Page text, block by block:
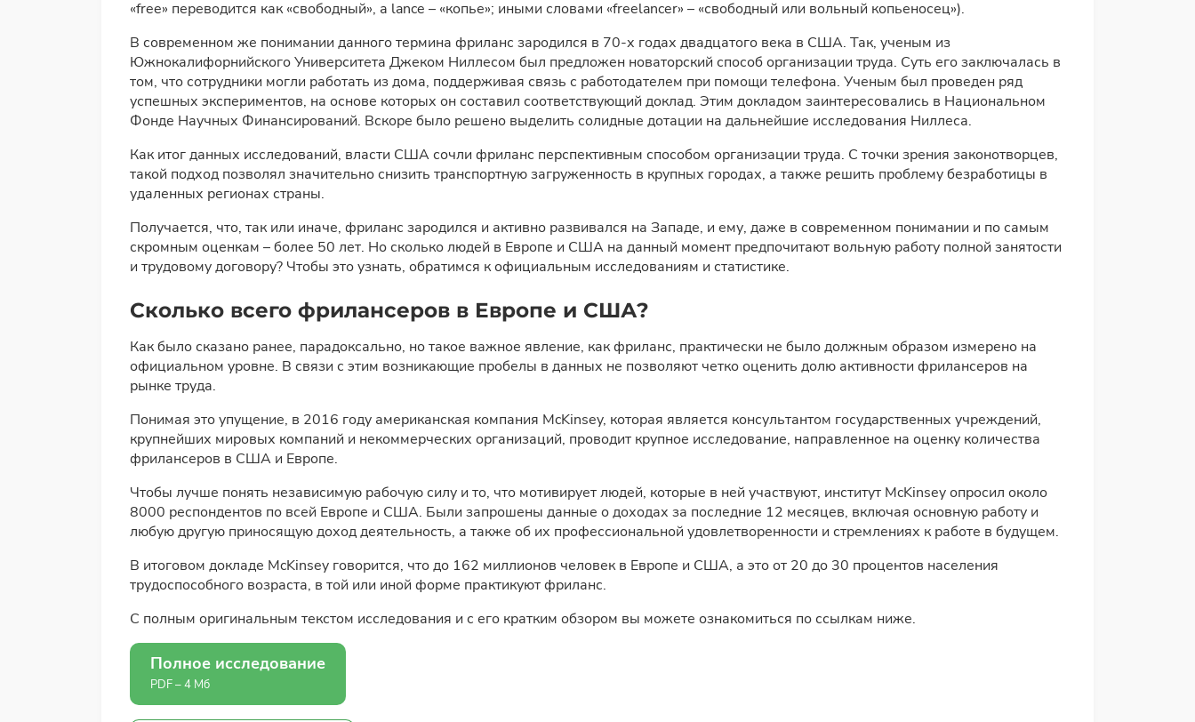
«free» переводится как «свободный», а lance – «копье»; иными словами «freelancer» – «свободный или вольный копьеносец»).
В современном же понимании данного термина фриланс зародился в 70-х годах двадцатого века в США. Так, ученым из
Южнокалифорнийского Университета Джеком Ниллесом был предложен новаторский способ организации труда. Суть его заключалась в
том, что сотрудники могли работать из дома, поддерживая связь с работодателем при помощи телефона. Ученым был проведен ряд
успешных экспериментов, на основе которых он составил соответствующий доклад. Этим докладом заинтересовались в Национальном
Фонде Научных Финансирований. Вскоре было решено выделить солидные дотации на дальнейшие исследования Ниллеса.
Как итог данных исследований, власти США сочли фриланс перспективным способом организации труда. С точки зрения законотворцев,
такой подход позволял значительно снизить транспортную загруженность в крупных городах, а также решить проблему безработицы в
удаленных регионах страны.
Получается, что, так или иначе, фриланс зародился и активно развивался на Западе, и ему, даже в современном понимании и по самым
скромным оценкам – более 50 лет. Но сколько людей в Европе и США на данный момент предпочитают вольную работу полной занятости
и трудовому договору? Чтобы это узнать, обратимся к официальным исследованиям и статистике.
Сколько всего фрилансеров в Европе и США?
Как было сказано ранее, парадоксально, но такое важное явление, как фриланс, практически не было должным образом измерено на
официальном уровне. В связи с этим возникающие пробелы в данных не позволяют четко оценить долю активности фрилансеров на
рынке труда.
Понимая это упущение, в 2016 году американская компания McKinsey, которая является консультантом государственных учреждений,
крупнейших мировых компаний и некоммерческих организаций, проводит крупное исследование, направленное на оценку количества
фрилансеров в США и Европе.
Чтобы лучше понять независимую рабочую силу и то, что мотивирует людей, которые в ней участвуют, институт McKinsey опросил около
8000 респондентов по всей Европе и США. Были запрошены данные о доходах за последние 12 месяцев, включая основную работу и
любую другую приносящую доход деятельность, а также об их профессиональной удовлетворенности и стремлениях к работе в будущем.
В итоговом докладе McKinsey говорится, что до 162 миллионов человек в Европе и США, а это от 20 до 30 процентов населения
трудоспособного возраста, в той или иной форме практикуют фриланс.
С полным оригинальным текстом исследования и с его кратким обзором вы можете ознакомиться по ссылкам ниже.
Полное исследование
PDF – 4 Мб